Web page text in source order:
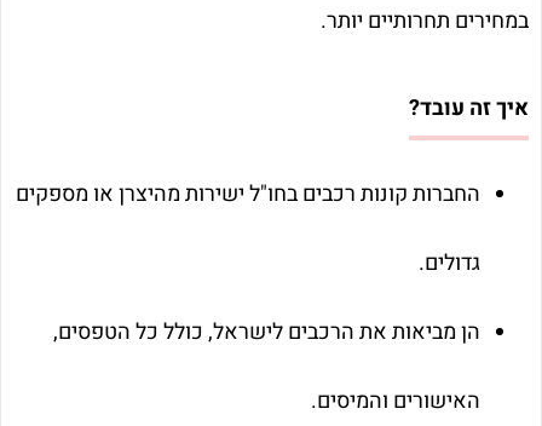
במחירים תחרותיים יותר.
איך זה עובד?
החברות קונות רכבים בחו"ל ישירות מהיצרן או מספקים
גדולים.
הן מביאות את הרכבים לישראל, כולל כל הטפסים,
האישורים והמיסים.